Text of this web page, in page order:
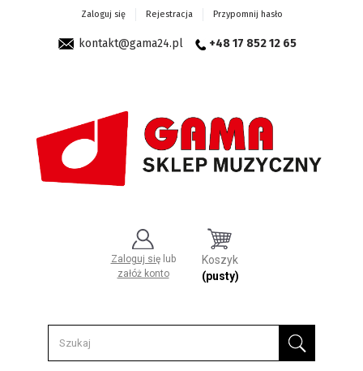
Zaloguj się Rejestracja Przypomnij hasło
kontakt@gama24.pl +48 17 852 12 65
Zaloguj się lub
załóż konto
Koszyk
(pusty)